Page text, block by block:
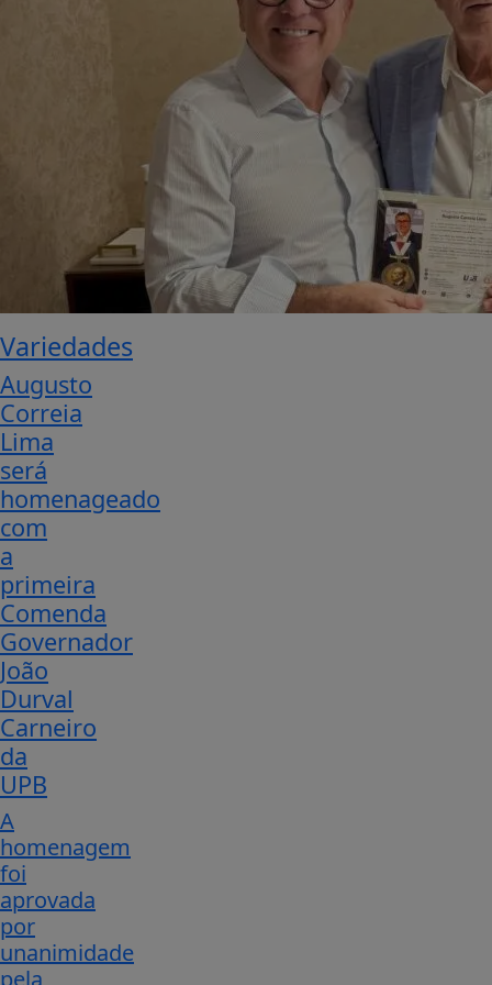
Variedades
Augusto
Correia
Lima
será
homenageado
com
a
primeira
Comenda
Governador
João
Durval
Carneiro
da
UPB
A
homenagem
foi
aprovada
por
unanimidade
pela